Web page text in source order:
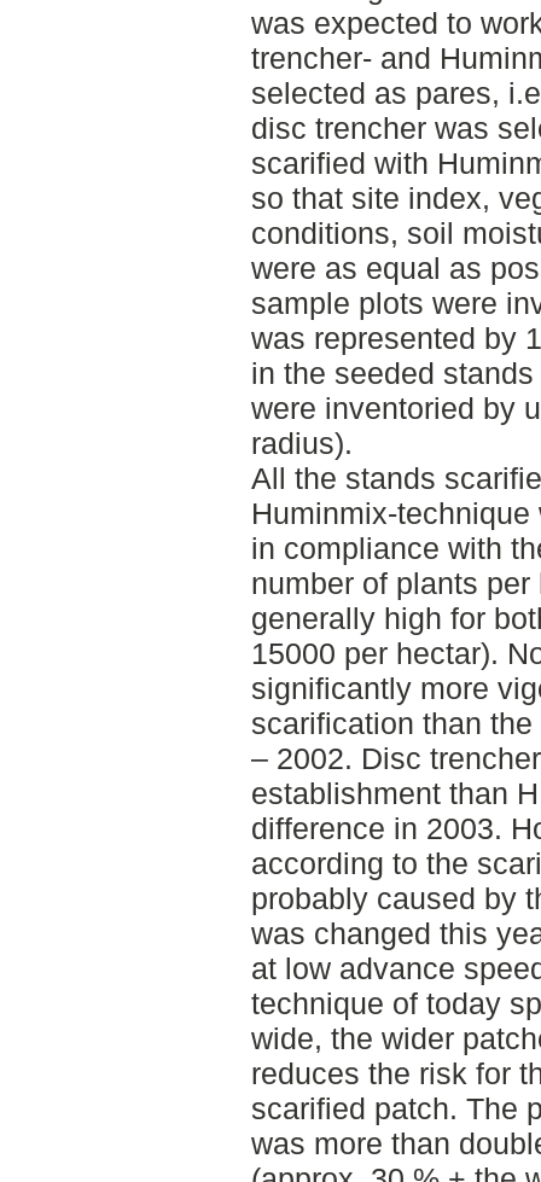
was expected to
trencher- and
selected as pares,
disc trencher was
scarified with
so that site index,
conditions, soil
were as equal as
sample plots were
was represented by
in the seeded
were inventoried by
radius).
All the stands
Huminmix-
in compliance with
number of plants
generally high for
15000 per hectar).
significantly more
scarification than
– 2002. Disc
establishment than
difference in 2003.
according to the
probably caused by
was changed this
at low advance
technique of today
wide, the wider
reduces the risk for
scarified patch. The
was more than